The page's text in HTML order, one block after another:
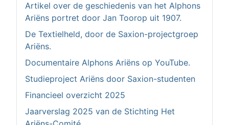
Artikel over de geschiedenis van het Alphons
Ariëns portret door Jan Toorop uit 1907.
De Textielheld, door de Saxion-projectgroep
Ariëns.
Documentaire Alphons Ariëns op YouTube.
Studieproject Ariëns door Saxion-studenten
Financieel overzicht 2025
Jaarverslag 2025 van de Stichting Het